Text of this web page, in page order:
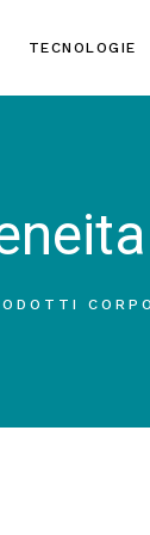
TECNOLOGIE
CORPO